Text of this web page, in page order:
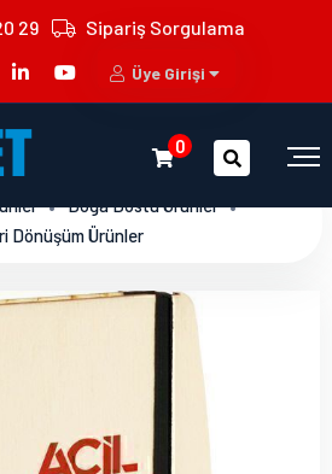
29 Sipariş Sorgulama
Üye Girişi
0
Doğa Dostu Ürünler
Dönüşüm Ürünler